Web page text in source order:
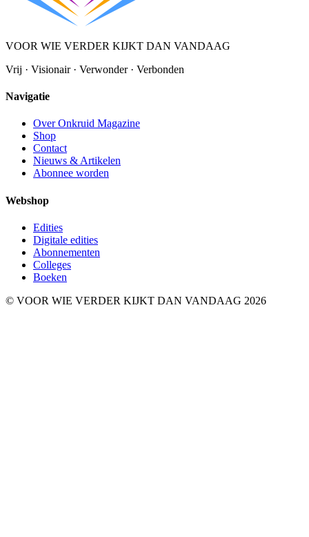
VOOR WIE VERDER KIJKT DAN VANDAAG
Vrij · Visionair · Verwonder · Verbonden
Navigatie
Over Onkruid Magazine
Shop
Contact
Nieuws & Artikelen
Abonnee worden
Webshop
Edities
Digitale edities
Abonnementen
Colleges
Boeken
© VOOR WIE VERDER KIJKT DAN VANDAAG 2026